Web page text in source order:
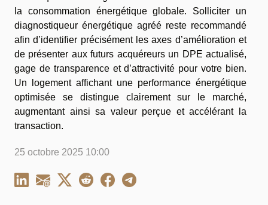
la consommation énergétique globale. Solliciter un
diagnostiqueur énergétique agréé reste recommandé
afin d’identifier précisément les axes d’amélioration et
de présenter aux futurs acquéreurs un DPE actualisé,
gage de transparence et d’attractivité pour votre bien.
Un logement affichant une performance énergétique
optimisée se distingue clairement sur le marché,
augmentant ainsi sa valeur perçue et accélérant la
transaction.
25 octobre 2025 10:00